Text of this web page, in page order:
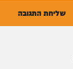
שליחת התגובה